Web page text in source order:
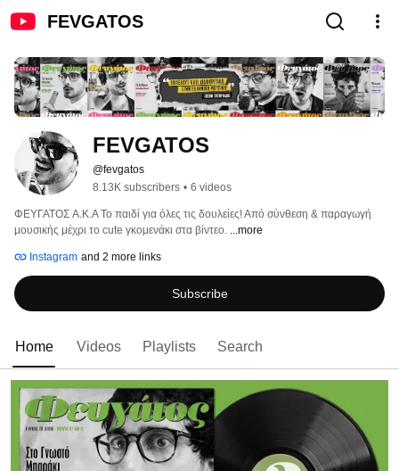
FEVGATOS
FEVGATOS
@fevgatos
8.13K subscribers • 6 videos
ΦΕΥΓΑΤΟΣ A.K.A Το παιδί για όλες τις δουλείες! Από σύνθεση & παραγωγή
μουσικής μέχρι το cute γκομενάκι στα βίντεο. ...more
Instagram and 2 more links
Subscribe
Home Videos Playlists Search